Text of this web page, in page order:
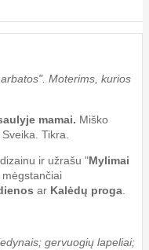
Moterims, kurios
mamai. Miško
Tikra.
ir užrašu "Mylimai
ar Kalėdų proga
gervuogių lapeliai;